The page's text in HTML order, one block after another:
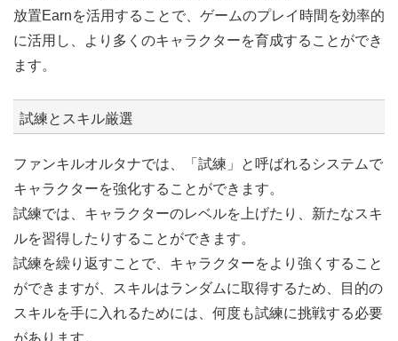
放置Earnを活用することで、ゲームのプレイ時間を効率的
に活用し、より多くのキャラクターを育成することができ
ます。
試練とスキル厳選
ファンキルオルタナでは、「試練」と呼ばれるシステムで
キャラクターを強化することができます。
試練では、キャラクターのレベルを上げたり、新たなスキ
ルを習得したりすることができます。
試練を繰り返すことで、キャラクターをより強くすること
ができますが、スキルはランダムに取得するため、目的の
スキルを手に入れるためには、何度も試練に挑戦する必要
があります。